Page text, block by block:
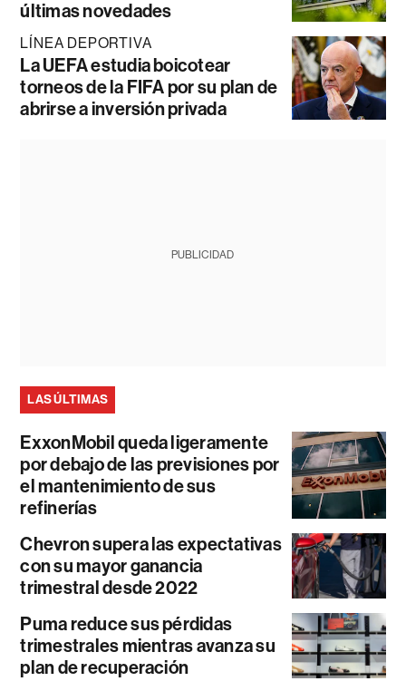
últimas novedades
LÍNEA DEPORTIVA
La UEFA estudia boicotear
torneos de la FIFA por su plan de
abrirse a inversión privada
PUBLICIDAD
LAS ÚLTIMAS
ExxonMobil queda ligeramente
por debajo de las previsiones por
el mantenimiento de sus
refinerías
Chevron supera las expectativas
con su mayor ganancia
trimestral desde 2022
Puma reduce sus pérdidas
trimestrales mientras avanza su
plan de recuperación